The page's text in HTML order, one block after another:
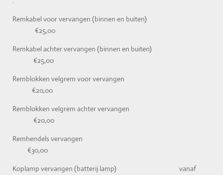
Remkabel voor vervangen (binnen en buiten)
€25,00
Remkabel achter vervangen (binnen en buiten)
€25,00
Remblokken velgrem voor vervangen
€20,00
Remblokken velgrem achter vervangen
€20,00
Remhendels vervangen
€30,00
Koplamp vervangen (batterij lamp) vanaf